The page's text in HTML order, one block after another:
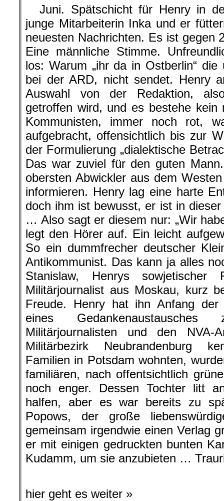
Juni. Spätschicht für Henry in
junge Mitarbeiterin Inka und er
neuesten Nachrichten. Es ist gegen
Eine männliche Stimme.
los: Warum „ihr da in Ostberlin“
bei der ARD, nicht sendet. Henry
Auswahl von der Redaktion,
getroffen wird, und es bestehe kein
Kommunisten, immer noch rot,
aufgebracht, offensichtlich bis zur
der Formulierung „dialektische
Das war zuviel für den guten
obersten Abwickler aus dem
informieren. Henry lag eine harte
doch ihm ist bewusst, er ist in
… Also sagt er diesem nur: „Wir
legt den Hörer auf. Ein leicht
So ein dummfrecher deutscher
Antikommunist. Das kann ja alles
Stanislaw, Henrys sowjetischer
Militärjournalist aus Moskau, kurz
Freude. Henry hat ihn Anfang der
eines Gedankenaustausches
Militärjournalisten und den NVA-
Militärbezirk Neubrandenburg
Familien in Potsdam wohnten,
familiären, nach offentsichtlich
noch enger. Dessen Tochter litt
halfen, aber es war bereits zu
Popows, der große
gemeinsam irgendwie einen Verlag
er mit einigen gedruckten bunten
Kudamm, um sie anzubieten …
hier geht es weiter »